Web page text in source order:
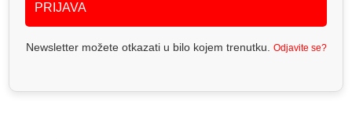
PRIJAVA
Newsletter možete otkazati u bilo kojem trenutku. Odjavite se?